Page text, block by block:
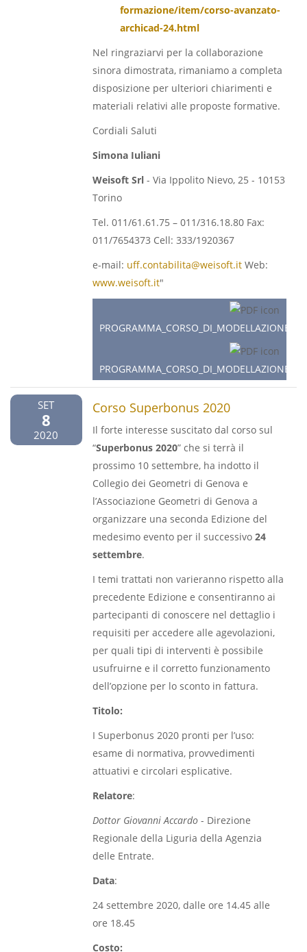
formazione/item/corso-avanzato-
archicad-24.html
Nel ringraziarvi per la collaborazione
sinora dimostrata, rimaniamo a completa
disposizione per ulteriori chiarimenti e
materiali relativi alle proposte formative.
Cordiali Saluti
Simona Iuliani
Weisoft Srl- Via Ippolito Nievo, 25 - 10153
Torino
Tel. 011/61.61.75 – 011/316.18.80 Fax:
011/7654373 Cell: 333/1920367
e-mail: uff.contabilita@weisoft.itWeb:
www.weisoft.it"
SET
8
2020
Corso Superbonus 2020
Il forte interesse suscitato dal corso sul
“Superbonus 2020” che si terrà il
prossimo 10 settembre, ha indotto il
Collegio dei Geometri di Genova e
l’Associazione Geometri di Genova a
organizzare una seconda Edizione del
medesimo evento per il successivo 24
settembre.
I temi trattati non varieranno rispetto alla
precedente Edizione e consentiranno ai
partecipanti di conoscere nel dettaglio i
requisiti per accedere alle agevolazioni,
per quali tipi di interventi è possibile
usufruirne e il corretto funzionamento
dell’opzione per lo sconto in fattura.
Titolo:
I Superbonus 2020 pronti per l’uso:
esame di normativa, provvedimenti
attuativi e circolari esplicative.
Relatore:
Dottor Giovanni Accardo- Direzione
Regionale della Liguria della Agenzia
delle Entrate.
Data:
24 settembre 2020, dalle ore 14.45 alle
ore 18.45
Costo: